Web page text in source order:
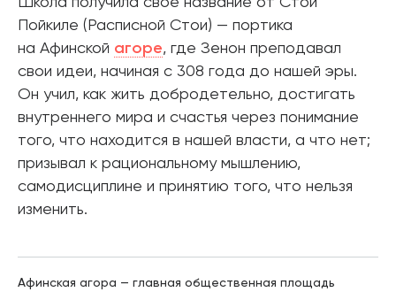
Пойкиле (Расписной Стои) — портика
на Афинской агоре, где Зенон преподавал
свои идеи, начиная с 308 года до нашей эры.
Он учил, как жить добродетельно, достигать
внутреннего мира и счастья через понимание
того, что находится в нашей власти, а что нет;
призывал к рациональному мышлению,
самодисциплине и принятию того, что нельзя
изменить.
Афинская агора — главная общественная площадь